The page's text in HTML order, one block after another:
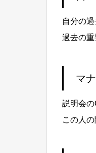
自分の
過去の
マ
説明会の
この人